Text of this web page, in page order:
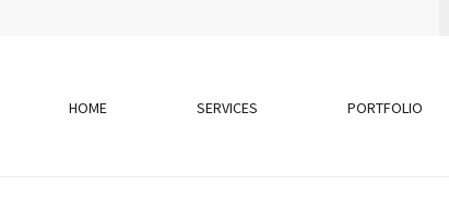
HOME SERVICES PORTFOLIO